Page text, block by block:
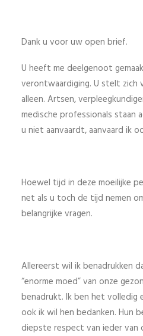
Dank u voor uw open brief.
U heeft me deelgenoot
verontwaardiging. U stelt zich
alleen. Artsen,
medische professionals staan
u niet aanvaardt, aanvaard ik
Hoewel tijd in deze moeilijke
net als u toch de tijd nemen
belangrijke vragen.
Allereerst wil ik benadrukken
“enorme moed” van onze
benadrukt. Ik ben het volledig
ook ik wil hen bedanken. Hun
diepste respect van ieder van